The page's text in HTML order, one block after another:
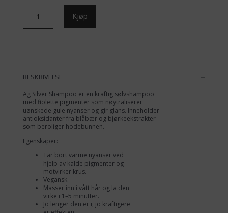
Silver
Kjøp
BESKRIVELSE
Ag Silver Shampoo er en kraftig sølvshampoo
med fiolette pigmenter som nøytraliserer
uønskede gule nyanser og gir glans. Inneholder
antioksidanter fra blåbær og bjørkeekstrakter
som beroliger hodebunnen.
Egenskaper:
Tar bort varme nyanser ved
hjelp av kalde pigmenter og
motvirker krus.
Vegansk.
Masser inn i vått hår og la den
virke i 1–5 minutter.
Jo lenger den er i, jo kraftigere